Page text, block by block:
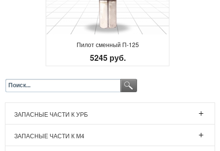
Пилот сменный П-125
5245 руб.
ЗАПАСНЫЕ ЧАСТИ К УРБ
ЗАПАСНЫЕ ЧАСТИ К М4